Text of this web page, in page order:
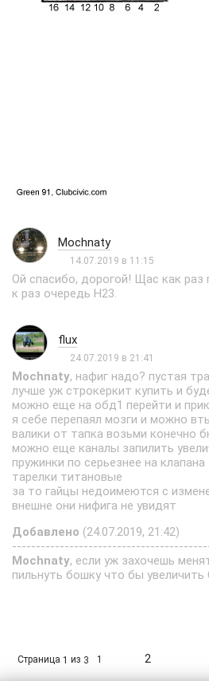
Mochnaty
14.07.2019 в 11:15
Ой спасибо, дорогой! Щас как раз
к раз очередь H23.
flux
24.07.2019 в 21:41
Mochnaty, нафиг надо? пустая
лучше уж строкеркит купить и
можно еще на обд1 перейти и
я себе перепаял мозги и можно
валики от тапка возьми конечно
можно еще каналы запилить
пружинки по серьезнее на клапана
тарелки титановые
за то гайцы недоимеются с
внешне они нифига не увидят
Добавлено (24.07.2019, 21:42)
Mochnaty, если уж захочешь
пильнуть бошку что бы
Страница 1 из 3 1 2